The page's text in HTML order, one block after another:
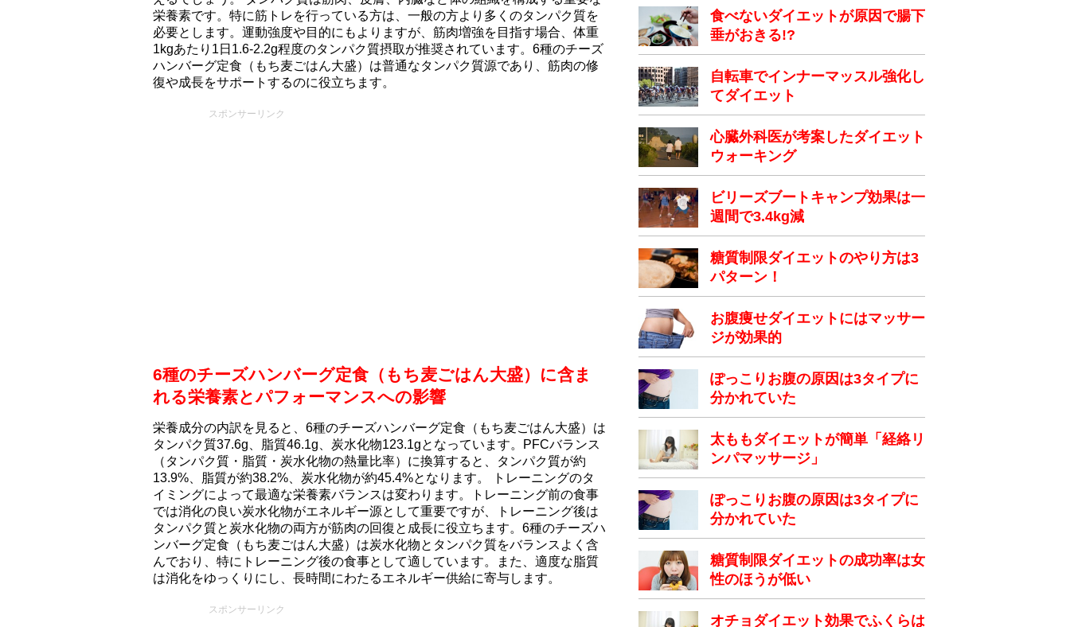
栄養素です。特に筋トレを行っている方は、一般の方より多くのタンパク質を
必要とします。運動強度や目的にもよりますが、筋肉増強を目指す場合、体重
1kgあたり1日1.6-2.2g程度のタンパク質摂取が推奨されています。6種のチーズ
ハンバーグ定食（もち⻨ごはん大盛）は普通なタンパク質源であり、筋肉の修
復や成長をサポートするのに役立ちます。
スポンサーリンク
6種のチーズハンバーグ定食（もち⻨ごはん大盛）に含ま
れる栄養素とパフォーマンスへの影響
栄養成分の内訳を見ると、6種のチーズハンバーグ定食（もち⻨ごはん大盛）は
タンパク質37.6g、脂質46.1g、炭水化物123.1gとなっています。PFCバランス
（タンパク質・脂質・炭水化物の熱量比率）に換算すると、タンパク質が約
13.9%、脂質が約38.2%、炭水化物が約45.4%となります。 トレーニングのタ
イミングによって最適な栄養素バランスは変わります。トレーニング前の食事
では消化の良い炭水化物がエネルギー源として重要ですが、トレーニング後は
タンパク質と炭水化物の両方が筋肉の回復と成長に役立ちます。6種のチーズハ
ンバーグ定食（もち⻨ごはん大盛）は炭水化物とタンパク質をバランスよく含
んでおり、特にトレーニング後の食事として適しています。また、適度な脂質
は消化をゆっくりにし、長時間にわたるエネルギー供給に寄与します。
スポンサーリンク
食べないダイエットが原因で腸下
垂がおきる!?
自転車でインナーマッスル強化し
てダイエット
心臓外科医が考案したダイエット
ウォーキング
ビリーズブートキャンプ効果は一
週間で3.4kg減
糖質制限ダイエットのやり方は3
パターン！
お腹痩せダイエットにはマッサー
ジが効果的
ぽっこりお腹の原因は3タイプに
分かれていた
太ももダイエットが簡単「経絡リ
ンパマッサージ」
ぽっこりお腹の原因は3タイプに
分かれていた
糖質制限ダイエットの成功率は女
性のほうが低い
オチョダイエット効果でふくらは